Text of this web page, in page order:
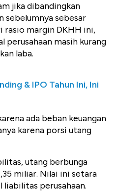
jika dibandingkan
sebelumnya sebesar
rasio margin DKHH ini,
perusahaan masih kurang
laba.
& IPO Tahun Ini, Ini
ada beban keuangan
karena porsi utang
utang berbunga
miliar. Nilai ini setara
liabilitas perusahaan.